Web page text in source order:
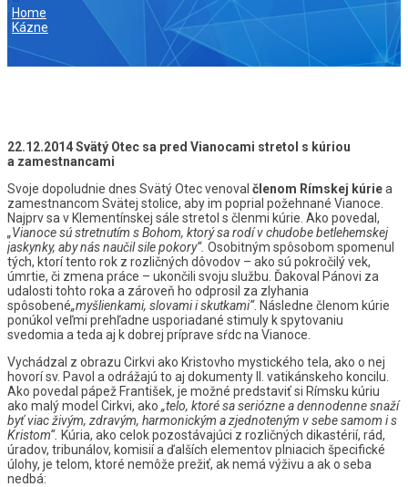
Home
Kázne
22.12.2014 Svätý Otec sa pred Vianocami stretol s kúriou
a zamestnancami
Svoje dopoludnie dnes Svätý Otec venoval členom Rímskej kúriea
zamestnancom Svätej stolice, aby im poprial požehnané Vianoce.
Najprv sa v Klementínskej sále stretol s členmi kúrie. Ako povedal,
„Vianocesústretnutím sBohom, ktorýsarodívchudobebetlehemskej
jaskynky, abynásnaučilsilepokory“. Osobitným spôsobom spomenul
tých, ktorí tento rok z rozličných dôvodov – ako sú pokročilý vek,
úmrtie, či zmena práce – ukončili svoju službu. Ďakoval Pánovi za
udalosti tohto roka a zároveň ho odprosil za zlyhania
spôsobené„myšlienkami, slovamiiskutkami“. Následne členom kúrie
ponúkol veľmi prehľadne usporiadané stimuly k spytovaniu
svedomia a teda aj k dobrej príprave sŕdc na Vianoce.
Vychádzal z obrazu Cirkvi ako Kristovho mystického tela, ako o nej
hovorí sv. Pavol a odrážajú to aj dokumenty II. vatikánskeho koncilu.
Ako povedal pápež František, je možné predstaviť si Rímsku kúriu
ako malý model Cirkvi, ako „telo, ktorésaseriózneadennodennesnaží
byťviacživým, zdravým, harmonickým azjednoteným vsebesamom is
Kristom“. Kúria, ako celok pozostávajúci z rozličných dikastérií, rád,
úradov, tribunálov, komisií a ďalších elementov plniacich špecifické
úlohy, je telom, ktoré nemôže prežiť, ak nemá výživu a ak o seba
nedbá: